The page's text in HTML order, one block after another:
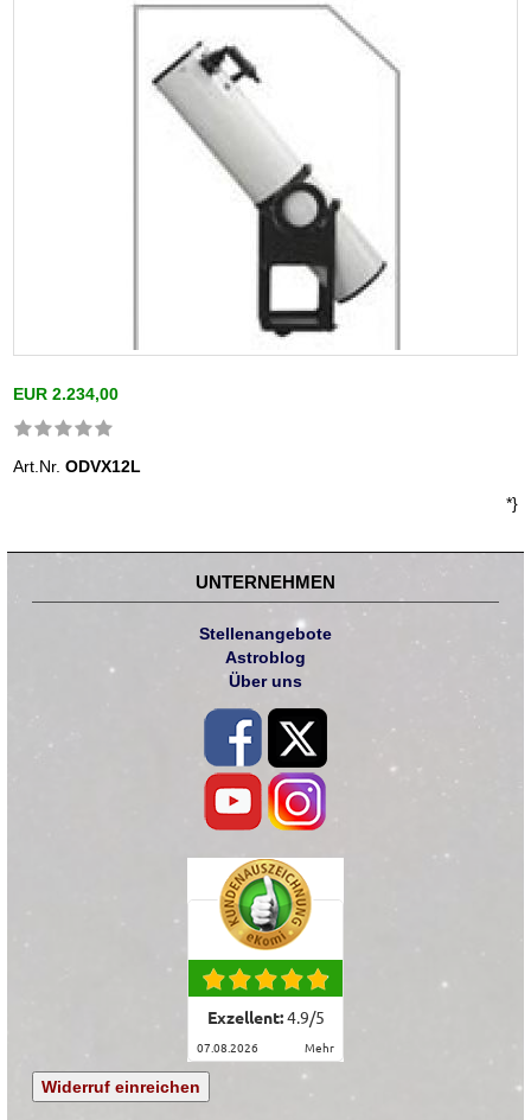
EUR 2.234,00
Art.Nr.ODVX12L
*}
UNTERNEHMEN
Stellenangebote
Astroblog
Über uns
Exzellent:4.9/5
07.08.2026 mehr
Widerruf einreichen